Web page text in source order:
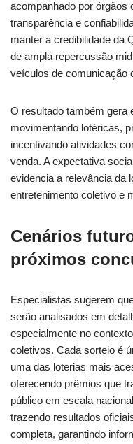
acompanhado por órgãos
transparência e
manter a credibilidade da
de ampla repercussão
veículos de comunicação
O resultado também gera
movimentando lotéricas,
incentivando atividades
venda. A expectativa
evidencia a relevância da
entretenimento coletivo e
Cenários
próximos
Especialistas sugerem
serão analisados em
especialmente no
coletivos. Cada sorteio é
uma das loterias mais
oferecendo prêmios que
público em escala
trazendo resultados
completa, garantindo